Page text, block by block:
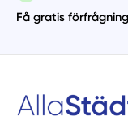
Få gratis